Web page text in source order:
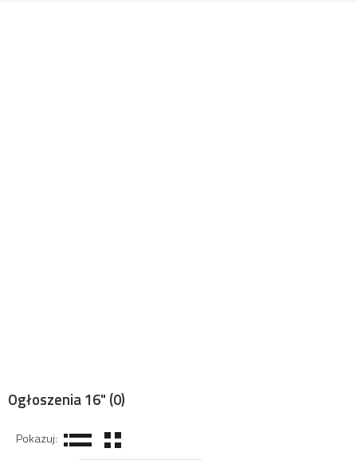
Ogłoszenia 16" (0)
Pokazuj: